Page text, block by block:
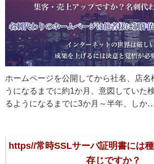
ホームページを公開してから社名、店名
うになるまでに約1か月、意図していた
るようになるまでに3か月～半年、しか…
https//常時SSLサーバ証明書には
存じですか？